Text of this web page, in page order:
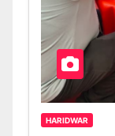
HARIDWAR